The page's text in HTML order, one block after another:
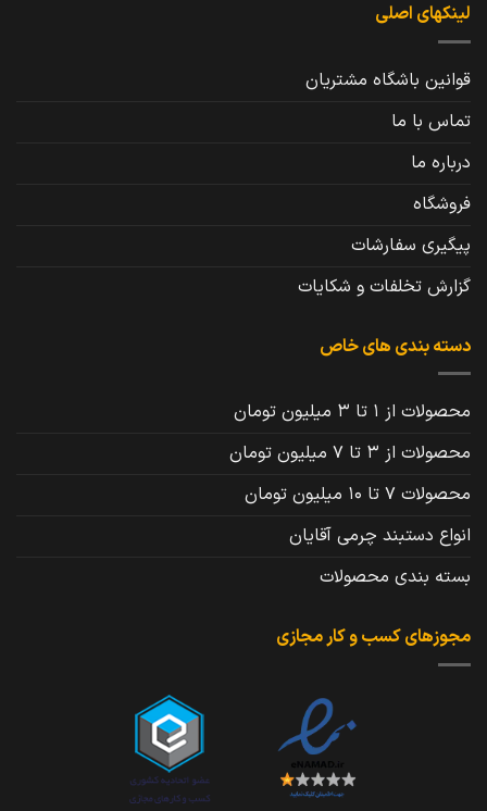
لینکهای اصلی
قوانین باشگاه مشتریان
تماس با ما
درباره ما
فروشگاه
پیگیری سفارشات
گزارش تخلفات و شکایات
دسته بندی های خاص
محصولات از 1 تا 3 میلیون تومان
محصولات از 3 تا 7 میلیون تومان
محصولات 7 تا 10 میلیون تومان
انواع دستبند چرمی آقایان
بسته بندی محصولات
مجوزهای کسب و کار مجازی